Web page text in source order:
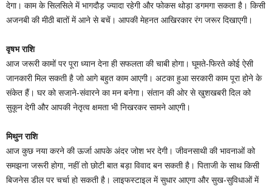
देगा। काम के सिलसिले में भागदौड़ ज्यादा रहेगी और फोकस थोड़ा डगमगा सकता है। किसी
अजनबी की मीठी बातों में आने से बचें। आपकी मेहनत आखिरकार रंग जरूर दिखाएगी।
वृषभ राशि
आज जरूरी कामों पर पूरा ध्यान देना ही सफलता की चाबी होगा। घूमते-फिरते कोई ऐसी
जानकारी मिल सकती है जो आगे बहुत काम आएगी। अटका हुआ सरकारी काम पूरा होने के
संकेत हैं। घर को सजाने-संवारने का मन बनेगा। संतान की ओर से खुशखबरी दिल को
सुकून देगी और आपकी नेतृत्व क्षमता भी निखरकर सामने आएगी।
मिथुन राशि
आज कुछ नया करने की ऊर्जा आपके अंदर जोश भर देगी। जीवनसाथी की भावनाओं को
समझना जरूरी होगा, नहीं तो छोटी बात बड़ा विवाद बन सकती है। पिताजी के साथ किसी
बिजनेस डील पर चर्चा हो सकती है। लाइफस्टाइल में सुधार आएगा और सुख-सुविधाओं में